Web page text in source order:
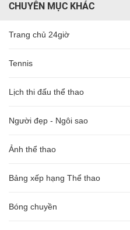
CHUYÊN MỤC KHÁC
Trang chủ 24giờ
Tennis
Lịch thi đấu thể thao
Người đẹp - Ngôi sao
Ảnh thể thao
Bảng xếp hạng Thể thao
Bóng chuyền